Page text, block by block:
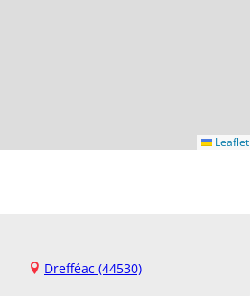
Leaflet
Drefféac (44530)